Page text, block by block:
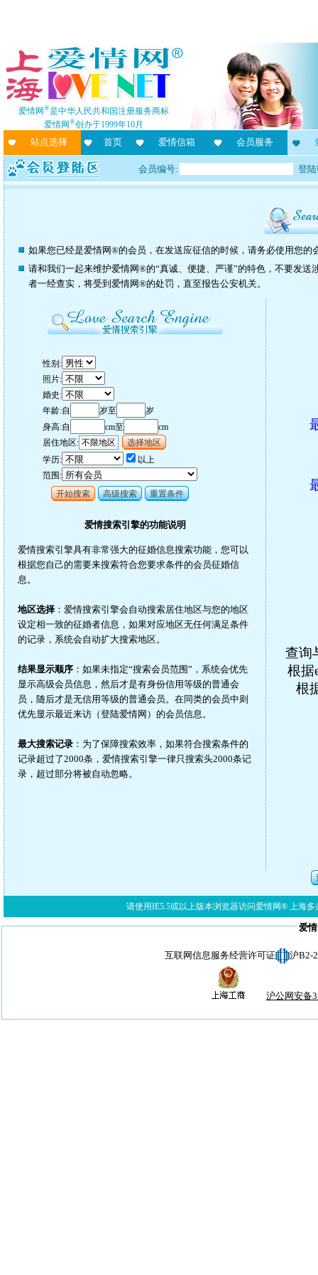
爱情网®是中华人民共和国注册服务商标
爱情网®创办于1999年10月
站点选择 首页 爱情信箱 会员服务
会员编号: 登
如果您已经是爱情网®的会员，在发送应征信的时候，请务必使用您的
请和我们一起来维护爱情网®的“真诚、便捷、严谨”的特色，不要发
者一经查实，将受到爱情网®的处罚，直至报告公安机关。
性别:
照片:
婚史:
年龄:自
岁至
岁
身高:自
cm至
cm
居住地区: 不限地区
选择地区
学历:
以上
范围:
开始搜索
高级搜索 重置条件
爱情搜索引擎的功能说明
爱情搜索引擎具有非常强大的征婚信息搜索功能，您可以
根据您自己的需要来搜索符合您要求条件的会员征婚信
息。
地区选择 ：爱情搜索引擎会自动搜索居住地区与您的地区
设定相一致的征婚者信息，如果对应地区无任何满足条件
的记录，系统会自动扩大搜索地区。
结果显示顺序 ：如果未指定“搜索会员范围”，系统会优先
显示高级会员信息，然后才是有身份信用等级的普通会
员，随后才是无信用等级的普通会员。在同类的会员中则
优先显示最近来访（登陆爱情网）的会员信息。
最大搜索记录 ：为了保障搜索效率，如果符合搜索条件的
记录超过了2000条，爱情搜索引擎一律只搜索头2000条记
录，超过部分将被自动忽略。
查询
根据
根
请使用IE5.5或以上版本浏览器访问爱情网® 上海多
爱
互联网信息服务经营许可证 沪B2-
沪公网安备